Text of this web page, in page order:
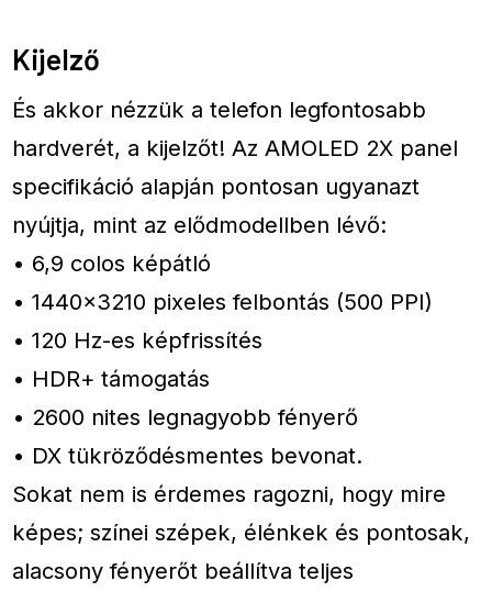
Kijelző
És akkor nézzük a telefon legfontosabb
hardverét, a kijelzőt! Az AMOLED 2X panel
specifikáció alapján pontosan ugyanazt
nyújtja, mint az elődmodellben lévő:
• 6,9 colos képátló
• 1440×3210 pixeles felbontás (500 PPI)
• 120 Hz-es képfrissítés
• HDR+ támogatás
• 2600 nites legnagyobb fényerő
• DX tükröződésmentes bevonat.
Sokat nem is érdemes ragozni, hogy mire
képes; színei szépek, élénkek és pontosak,
alacsony fényerőt beállítva teljes